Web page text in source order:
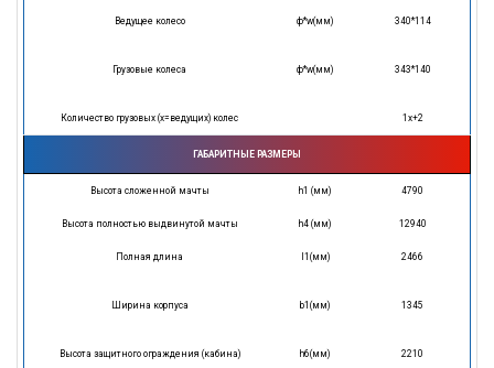
Ведущее колесо ф*w(мм) 340*114
Грузовые колеса ф*w(мм) 343*140
Количество грузовых (х=ведущих) колес 1х+2
ГАБАРИТНЫЕ РАЗМЕРЫ
Высота сложенной мачты h1 (мм) 4790
Высота полностью выдвинутой мачты h4 (мм) 12940
Полная длина l1(мм) 2466
Ширина корпуса b1(мм) 1345
Высота защитного ограждения (кабина) h6(мм) 2210